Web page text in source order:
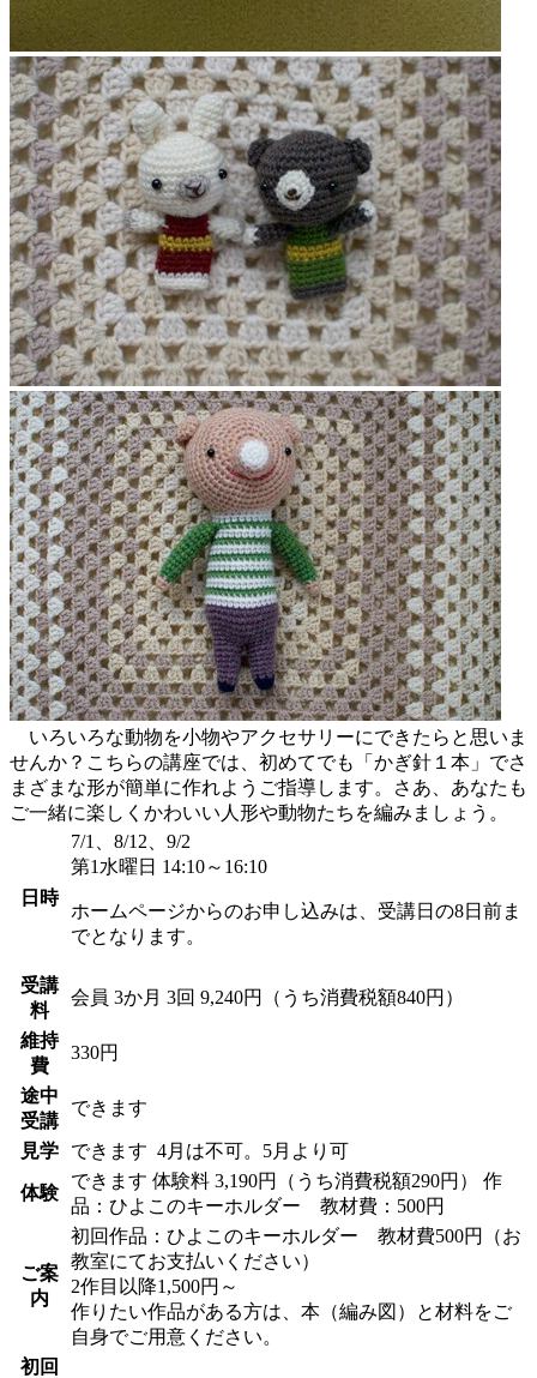
いろいろな動物を小物やアクセサリーにできたらと思いま
せんか？こちらの講座では、初めてでも「かぎ針１本」でさ
まざまな形が簡単に作れようご指導します。さあ、あなたも
ご一緒に楽しくかわいい人形や動物たちを編みましょう。
日時
7/1、8/12、9/2
第1水曜日 14:10～16:10
ホームページからのお申し込みは、受講日の8日前ま
でとなります。
受講
料
会員 3か月 3回 9,240円（うち消費税額840円）
維持
費
330円
途中
受講
できます
見学 できます 4月は不可。5月より可
体験
できます 体験料 3,190円（うち消費税額290円） 作
品：ひよこのキーホルダー 教材費：500円
ご案
内
初回作品：ひよこのキーホルダー 教材費500円（お
教室にてお支払いください）
2作目以降1,500円～
作りたい作品がある方は、本（編み図）と材料をご
自身でご用意ください。
初回